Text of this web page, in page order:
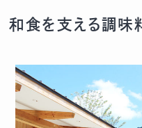
和食を支える調味